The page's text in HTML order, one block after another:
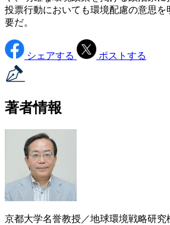
投票行動においても環境配慮の意思
要だ。
シェアする ポストする
著者情報
京都大学名誉教授／地球環境戦略研究